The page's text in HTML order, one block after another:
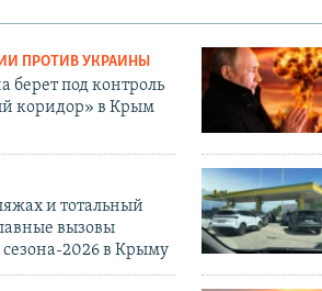
ПРОТИВ УКРАИНЫ
берет под контроль
коридор» в Крым
и тотальный
вызовы
сезона-2026 в Крыму